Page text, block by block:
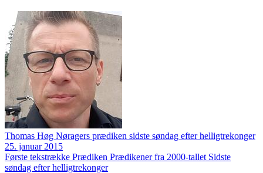
Thomas Høg Nøragers prædiken sidste søndag efter helligtrekonger
25. januar 2015
Første tekstrække Prædiken Prædikener fra 2000-tallet Sidste
søndag efter helligtrekonger